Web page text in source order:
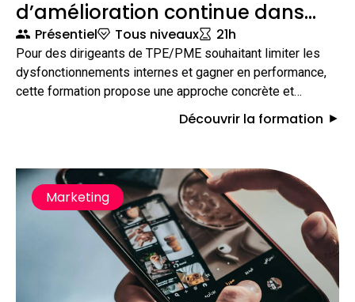
d’amélioration continue dans
mon entreprise
Présentiel Tous niveaux 21h
Pour des dirigeants de TPE/PME souhaitant limiter les
dysfonctionnements internes et gagner en performance,
cette formation propose une approche concrète et
structurée de l’amélioration continue. Pendant 3 jours, les
la satisfaction client et de la performance globale.
Découvrir la formation
Marketing